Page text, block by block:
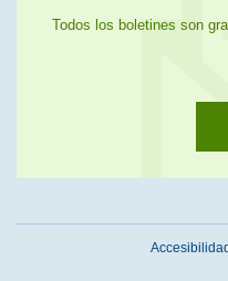
Todos los boletines son
Accesibilidad